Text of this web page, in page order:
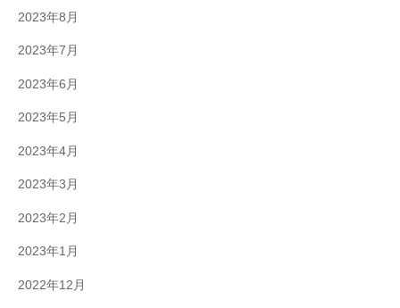
2023年8月
2023年7月
2023年6月
2023年5月
2023年4月
2023年3月
2023年2月
2023年1月
2022年12月